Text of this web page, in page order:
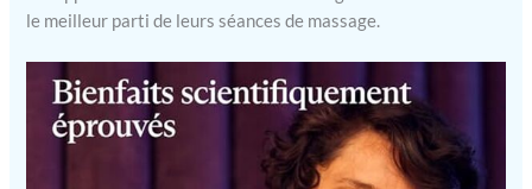
le meilleur parti de leurs séances de massage.